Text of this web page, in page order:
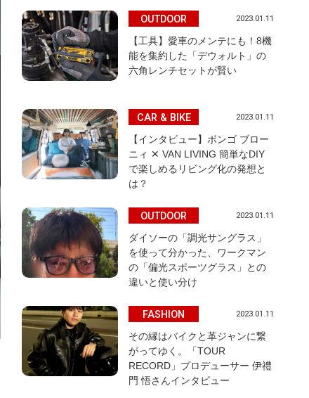
OUTDOOR 2023.01.11
【工具】愛車のメンテにも！8機
能を集約した「デウォルト」の
六角レンチセットが賢い
CAR & BIKE 2023.01.11
【インタビュー】ボンゴ ブロー
ニィ ✕ VAN LIVING 簡単なDIY
で楽しめるリビング化の発想と
は？
OUTDOOR 2023.01.11
ダイソーの「調光サングラス」
を使って分かった、ワークマン
の「偏光スポーツグラス」との
違いと使い分け
FASHION 2023.01.11
その縁はバイクと革ジャンに繋
がってゆく。「TOUR
RECORD」プロデューサー 伊禮
門 悟さんインタビュー